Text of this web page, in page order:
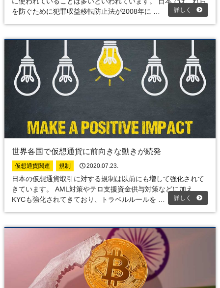
を防ぐために犯罪収益移転防止法が2008年に …
詳しく
世界各国で仮想通貨に前向きな動きが続発
仮想通貨関連 規制 2020.07.23.
日本の仮想通貨取引に対する規制は以前にも増して強化されて
きています。 AML対策やテロ支援資金供与対策などに加え、
KYCも強化されてきており、トラベルルールを …
詳しく